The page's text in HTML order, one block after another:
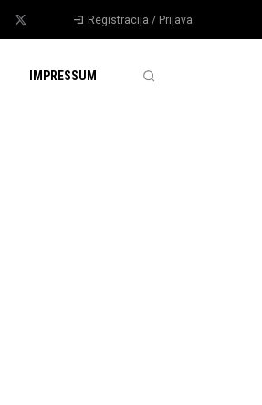
Registracija / Prijava
IMPRESSUM